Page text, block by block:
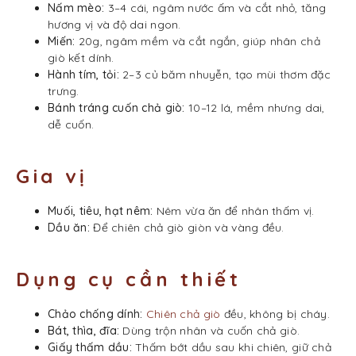
Nấm mèo: 3–4 cái, ngâm nước ấm và cắt nhỏ, tăng
hương vị và độ dai ngon.
Miến: 20g, ngâm mềm và cắt ngắn, giúp nhân chả
giò kết dính.
Hành tím, tỏi: 2–3 củ băm nhuyễn, tạo mùi thơm đặc
trưng.
Bánh tráng cuốn chả giò: 10–12 lá, mềm nhưng dai,
dễ cuốn.
Gia vị
Muối, tiêu, hạt nêm: Nêm vừa ăn để nhân thấm vị.
Dầu ăn: Để chiên chả giò giòn và vàng đều.
Dụng cụ cần thiết
Chảo chống dính: Chiên chả giò đều, không bị cháy.
Bát, thìa, đĩa: Dùng trộn nhân và cuốn chả giò.
Giấy thấm dầu: Thấm bớt dầu sau khi chiên, giữ chả